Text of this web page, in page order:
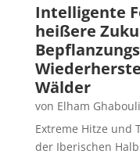
Intelligente
heißere
Wälder
von Elham Ghabouli
Extreme Hitze und
der Iberischen